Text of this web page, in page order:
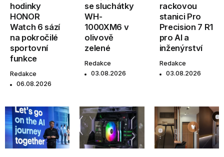
hodinky
HONOR
Watch 6 sází
na pokročilé
sportovní
funkce
Redakce
06.08.2026
se sluchátky
WH-
1000XM6 v
olivově
zelené
Redakce
03.08.2026
rackovou
stanici Pro
Precision 7 R1
pro AI a
inženýrství
Redakce
03.08.2026